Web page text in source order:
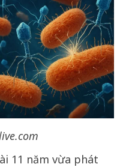
11 năm vừa phát